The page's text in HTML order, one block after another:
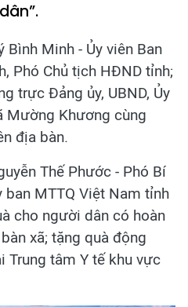
Minh - Ủy viên Ban
Phó Chủ tịch HĐND tỉnh;
trực Đảng ủy, UBND, Ủy
Mường Khương cùng
địa bàn.
Thế Phước - Phó Bí
ban MTTQ Việt Nam tỉnh
cho người dân có hoàn
xã; tặng quà động
Trung tâm Y tế khu vực